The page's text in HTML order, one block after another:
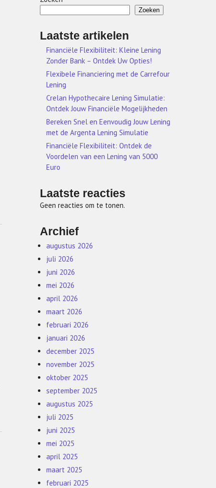
Zoeken
Laatste artikelen
Financiële Flexibiliteit: Kleine Lening
Zonder Bank – Ontdek Uw Opties!
Flexibele Financiering met de Carrefour
Lening
Crelan Hypothecaire Lening Simulatie:
Ontdek Jouw Financiële Mogelijkheden
Bereken Snel en Eenvoudig Jouw Lening
met de Argenta Lening Simulatie
Financiële Flexibiliteit: Ontdek de
Voordelen van een Lening van 5000
Euro
Laatste reacties
Geen reacties om te tonen.
Archief
augustus 2026
juli 2026
juni 2026
mei 2026
april 2026
maart 2026
februari 2026
januari 2026
december 2025
november 2025
oktober 2025
september 2025
augustus 2025
juli 2025
juni 2025
mei 2025
april 2025
maart 2025
februari 2025